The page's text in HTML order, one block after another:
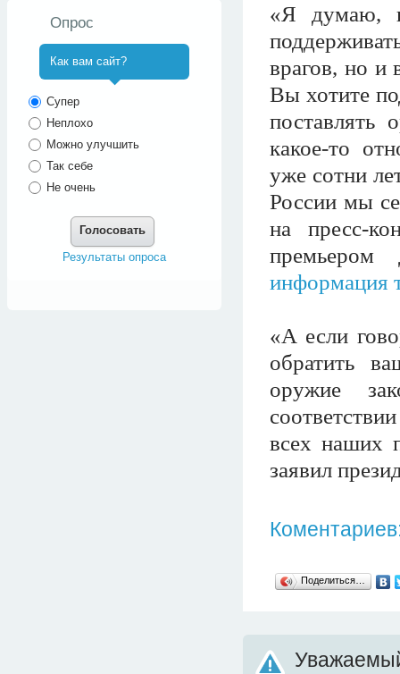
«Я думаю,
врагов, но и
Вы хотите
поставлять
какое-то
уже сотни
России мы
на пресс-
информация
«А если
обратить
оружие
всех наших
заявил
Поделиться…
Опрос
Как вам сайт?
Супер
Неплохо
Можно улучшить
Так себе
Не очень
Голосовать
Результаты опроса